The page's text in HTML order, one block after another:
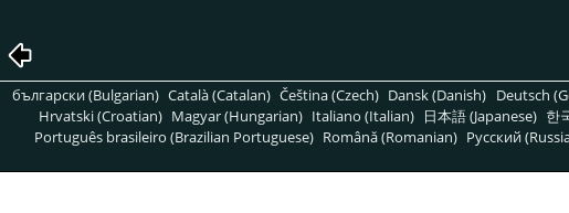
български (Bulgarian) Català (Catalan) Čeština (Czech) Dansk (Danish) Deutsch
Hrvatski (Croatian) Magyar (Hungarian) Italiano (Italian) 日本語 (Japanese) 한
Português brasileiro (Brazilian Portuguese) Română (Romanian) Pусский